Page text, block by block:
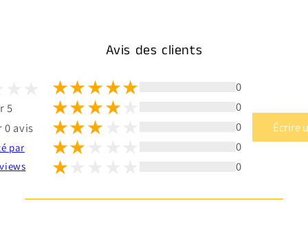
Avis des clients
5
0 avis
par
0
0
0
0
0
Écrire